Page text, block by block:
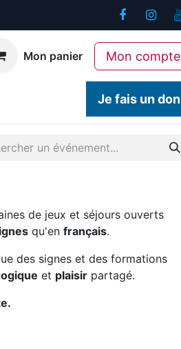
Mon panier Mon compte
Je fais un don
de jeux et séjours ouverts
qu'en français.
des signes et des formations
et plaisir partagé.